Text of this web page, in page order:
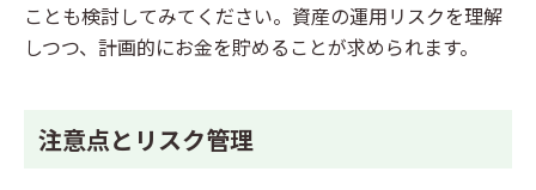
ことも検討してみてください。資産の運用リスクを理解
しつつ、計画的にお金を貯めることが求められます。
注意点とリスク管理